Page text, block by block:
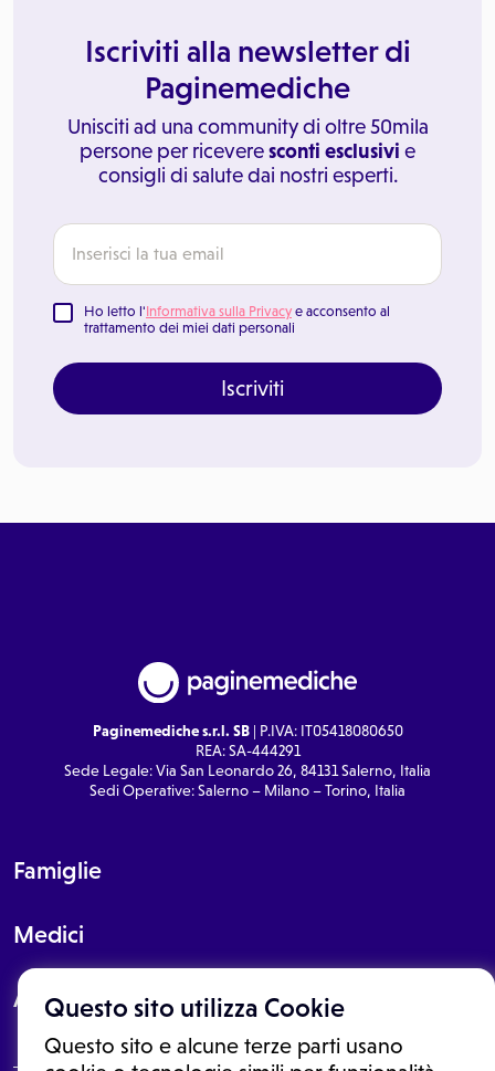
Questo sito utilizza Cookie
Questo sito e alcune terze parti usano
Iscriviti alla newsletter di
Paginemediche
Unisciti ad una community di oltre 50mila
persone per riceveresconti esclusivi e
consigli di salute dai nostri esperti.
Ho letto l'Informativa sulla Privacy e acconsento al
trattamento dei miei dati personali
Iscriviti
Paginemediche s.r.l. SB| P.IVA: IT05418080650
REA: SA-444291
Sede Legale: Via San Leonardo 26, 84131 Salerno, Italia
Sedi Operative: Salerno – Milano – Torino, Italia
Famiglie
Medici
About